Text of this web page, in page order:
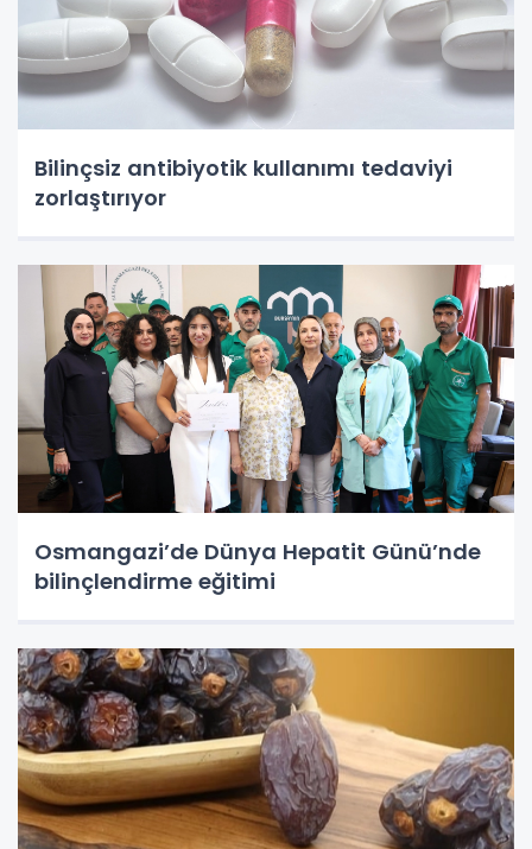
Bilinçsiz antibiyotik kullanımı tedaviyi
zorlaştırıyor
Osmangazi’de Dünya Hepatit Günü’nde
bilinçlendirme eğitimi